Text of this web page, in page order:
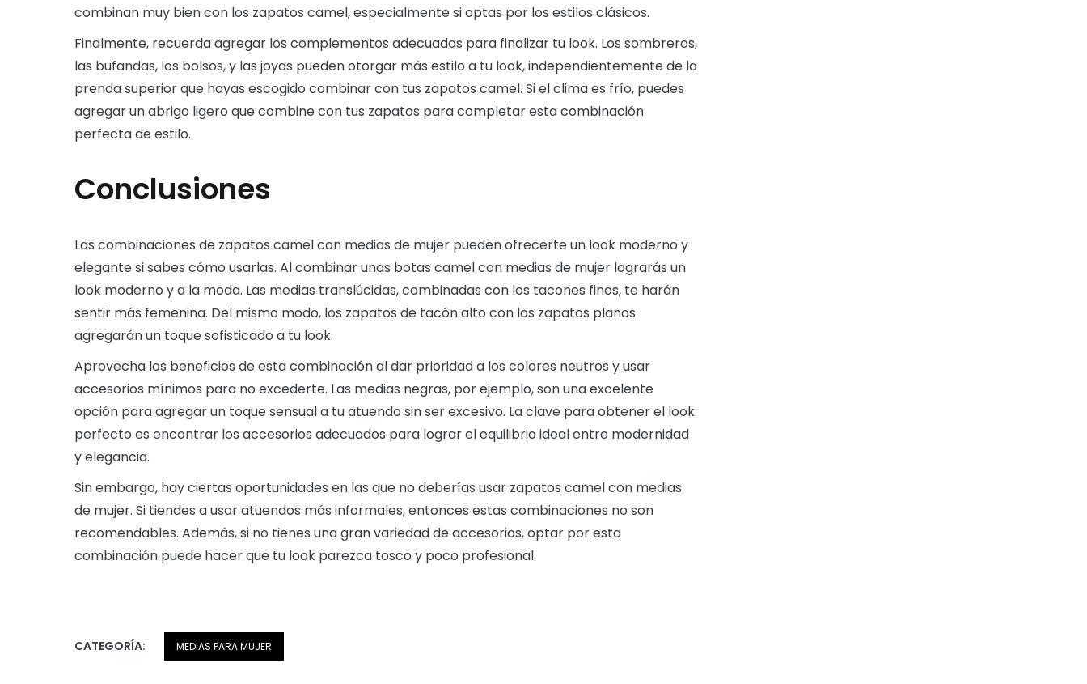
combinan muy bien con los zapatos camel, especialmente si optas por los estilos clásicos.
Finalmente, recuerda agregar los complementos adecuados para finalizar tu look. Los sombreros,
las bufandas, los bolsos, y las joyas pueden otorgar más estilo a tu look, independientemente de la
prenda superior que hayas escogido combinar con tus zapatos camel. Si el clima es frío, puedes
agregar un abrigo ligero que combine con tus zapatos para completar esta combinación
perfecta de estilo.
Conclusiones
Las combinaciones de zapatos camel con medias de mujer pueden ofrecerte un look moderno y
elegante si sabes cómo usarlas. Al combinar unas botas camel con medias de mujer lograrás un
look moderno y a la moda. Las medias translúcidas, combinadas con los tacones finos, te harán
sentir más femenina. Del mismo modo, los zapatos de tacón alto con los zapatos planos
agregarán un toque sofisticado a tu look.
Aprovecha los beneficios de esta combinación al dar prioridad a los colores neutros y usar
accesorios mínimos para no excederte. Las medias negras, por ejemplo, son una excelente
opción para agregar un toque sensual a tu atuendo sin ser excesivo. La clave para obtener el look
perfecto es encontrar los accesorios adecuados para lograr el equilibrio ideal entre modernidad
y elegancia.
Sin embargo, hay ciertas oportunidades en las que no deberías usar zapatos camel con medias
de mujer. Si tiendes a usar atuendos más informales, entonces estas combinaciones no son
recomendables. Además, si no tienes una gran variedad de accesorios, optar por esta
combinación puede hacer que tu look parezca tosco y poco profesional.
CATEGORÍA: MEDIAS PARA MUJER